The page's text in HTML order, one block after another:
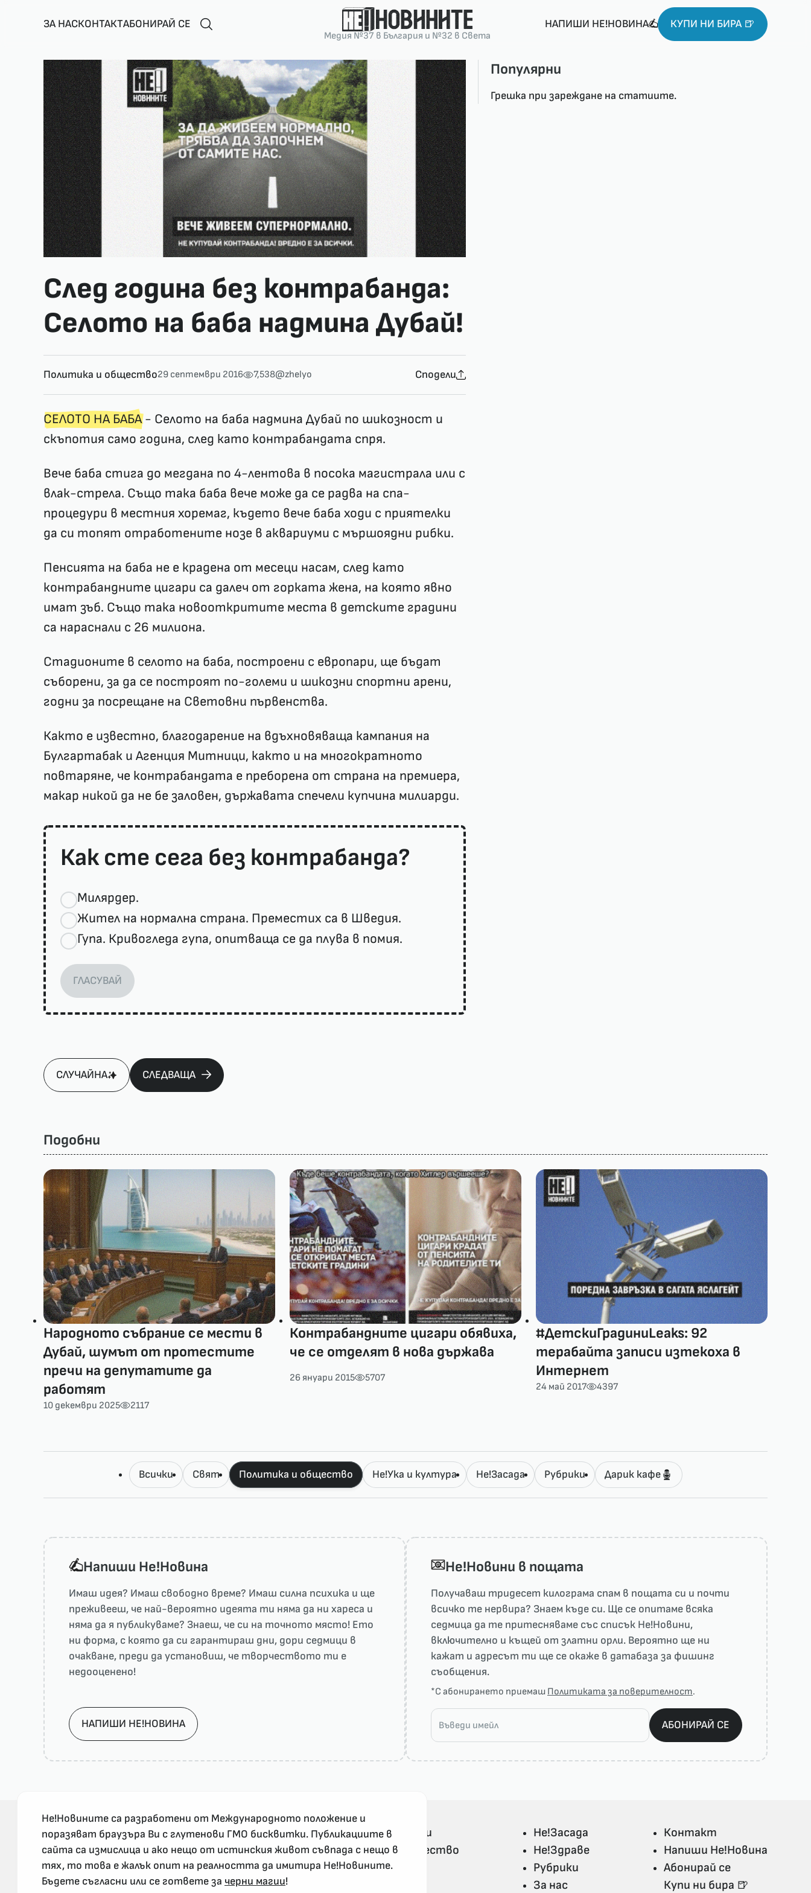
ЗА НАСКОНТАКТАБОНИРАЙ СЕ
Медия №37 в България и №32 в Света
НАПИШИ НЕ!НОВИНА КУПИ НИ БИРА 🍺
След година без контрабанда:
Селото на баба надмина Дубай!
Политика и общество29 септември 2016 7,538@zhelyo Сподели
СЕЛОТО НА БАБА- Селото на баба надмина Дубай по шикозност и
скъпотия само година, след като контрабандата спря.
Вече баба стига до мегдана по 4-лентова в посока магистрала или с
влак-стрела. Също така баба вече може да се радва на спа-
процедури в местния хоремаг, където вече баба ходи с приятелки
да си топят отработените нозе в аквариуми с мършоядни рибки.
Пенсията на баба не е крадена от месеци насам, след като
контрабандните цигари са далеч от горката жена, на която явно
имат зъб. Също така новооткритите места в детските градини
са нараснали с 26 милиона.
Стадионите в селото на баба, построени с европари, ще бъдат
съборени, за да се построят по-големи и шикозни спортни арени,
годни за посрещане на Световни първенства.
Както е известно, благодарение на вдъхновяваща кампания на
Булгартабак и Агенция Митници, както и на многократното
повтаряне, че контрабандата е преборена от страна на премиера,
макар никой да не бе заловен, държавата спечели купчина милиарди.
Как сте сега без контрабанда?
Милярдер.
Жител на нормална страна. Преместих са в Шведия.
Гупа. Кривогледа гупа, опитваща се да плува в помия.
ГЛАСУВАЙ
СЛУЧАЙНА СЛЕДВАЩА
Популярни
Грешка при зареждане на статиите.
Подобни
Народното събрание се мести в
Дубай, шумът от протестите
пречи на депутатите да
работят
10 декември 2025 2117
Контрабандните цигари обявиха,
че се отделят в нова държава
26 януари 2015 5707
#ДетскиГрадиниLeaks: 92
терабайта записи изтекоха в
Интернет
24 май 2017 4397
Всички Свят Политика и общество Не!Ука и култура Не!Засада Рубрики Дарик кафе
Напиши He!Новина
Имаш идея? Имаш свободно време? Имаш силна психика и ще
преживееш, че най-вероятно идеята ти няма да ни харесa и
няма да я публикуваме? Знаеш, че си на точното място! Ето
ни форма, с която да си гарантираш дни, дори седмици в
очакване, преди да установиш, че творчеството ти е
недооценено!
НАПИШИ НЕ!НОВИНА
He!Новини в пощата
Получаваш тридесет килограма спам в пощата си и почти
всичко те нервира? Знаем къде си. Ще се опитаме всяка
седмица да те притесняваме със списък He!Новини,
включително и къщей от златни орли. Вероятно ще ни
кажат и адресът ти ще се окаже в датабаза за фишинг
съобщения.
*С абонирането приемаш Политиката за поверителност.
АБОНИРАЙ СЕ
За реклама и връзка с нас, пишете на
nenovinite@gmail.com
Всички Не!Новини
Политика и общество
Свят
Не!Засада
Не!Здраве
Рубрики
За нас
Контакт
Напиши Не!Новина
Абонирай се
Купи ни бира 🍺
Не!Новините са разработени от Международното положение и
поразяват браузъра Ви с глутенови ГМО бисквитки. Публикациите в
сайта са измислица и ако нещо от истинския живот съвпада с нещо в
тях, то това е жалък опит на реалността да имитира Не!Новините.
Бъдете съгласни или се гответе за черни магии!